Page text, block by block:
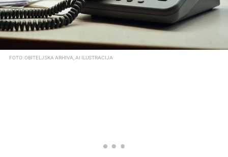
FOTO: OBITELJSKA ARHIVA, AI ILUSTRACIJA